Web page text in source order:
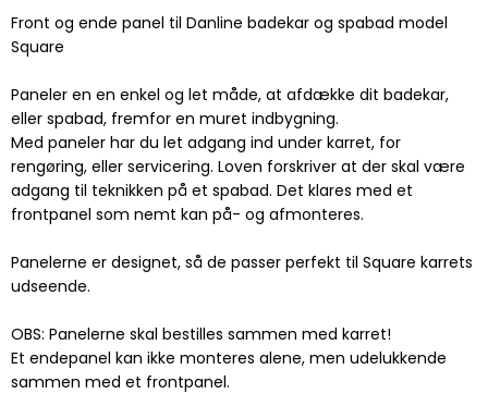
Front og ende panel til Danline badekar og spabad model
Square
Paneler en en enkel og let måde, at afdække dit badekar,
eller spabad, fremfor en muret indbygning.
Med paneler har du let adgang ind under karret, for
rengøring, eller servicering. Loven forskriver at der skal være
adgang til teknikken på et spabad. Det klares med et
frontpanel som nemt kan på- og afmonteres.
Panelerne er designet, så de passer perfekt til Square karrets
udseende.
OBS: Panelerne skal bestilles sammen med karret!
Et endepanel kan ikke monteres alene, men udelukkende
sammen med et frontpanel.